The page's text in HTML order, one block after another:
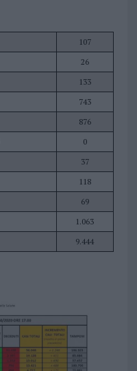
107
26
133
743
876
0
37
118
69
1.063
9.444